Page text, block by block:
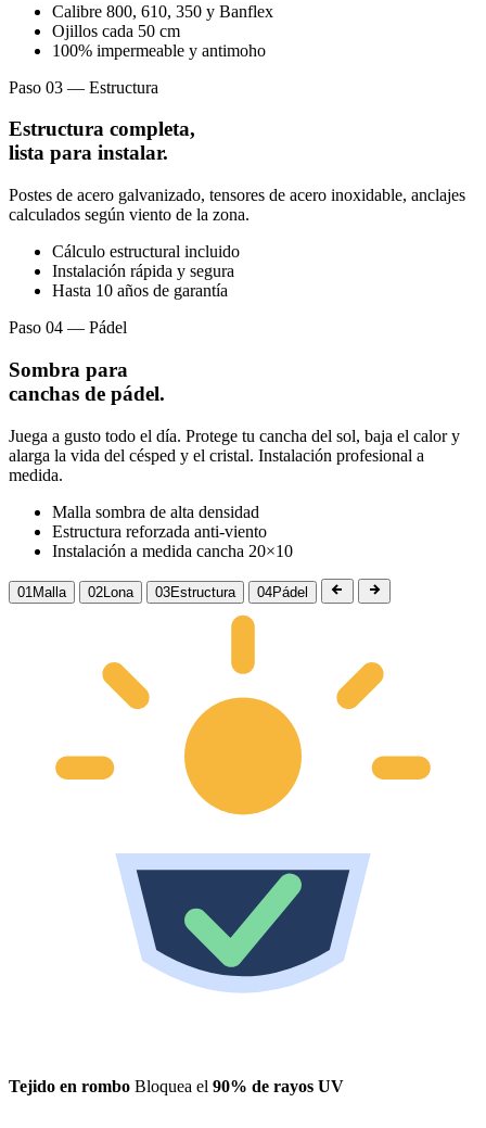
Calibre 800, 610, 350 y Banflex
Ojillos cada 50 cm
100% impermeable y antimoho
Paso 03 — Estructura
Estructura completa,
lista para instalar.
Postes de acero galvanizado, tensores de acero inoxidable, anclajes
calculados según viento de la zona.
Cálculo estructural incluido
Instalación rápida y segura
Hasta 10 años de garantía
Paso 04 — Pádel
Sombra para
canchas de pádel.
Juega a gusto todo el día. Protege tu cancha del sol, baja el calor y
alarga la vida del césped y el cristal. Instalación profesional a
medida.
Malla sombra de alta densidad
Estructura reforzada anti-viento
Instalación a medida cancha 20×10
01 Malla 02Lona 03Estructura 04Pádel
Tejido en rombo Bloquea el 90% de rayos UV